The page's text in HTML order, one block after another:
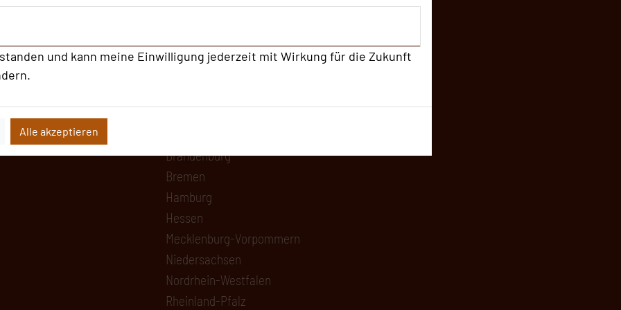
und kann meine Einwilligung jederzeit mit Wirkung für die Zukunft
Alle akzeptieren
Alle Informationen
Beliebte Suchlisten
Brandenburg
Bremen
Hamburg
Hessen
Mecklenburg-Vorpommern
Niedersachsen
Nordrhein-Westfalen
Rheinland-Pfalz